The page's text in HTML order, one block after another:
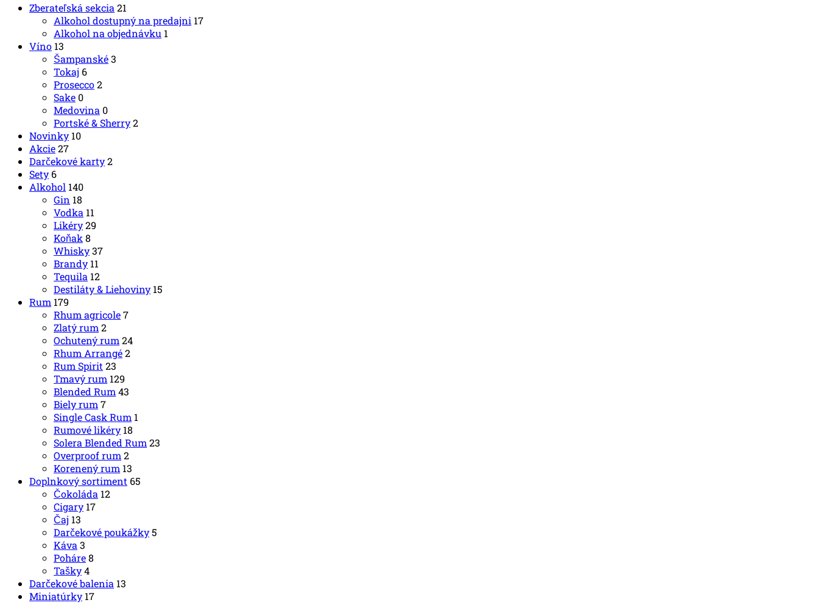
Zberateľská sekcia 21
Alkohol dostupný na predajni 17
Alkohol na objednávku 1
Víno 13
Šampanské3
Tokaj 6
Prosecco2
Sake 0
Medovina 0
Portské & Sherry2
Novinky 10
Akcie27
Darčekové karty2
Sety 6
Alkohol 140
Gin 18
Vodka 11
Likéry29
Koňak 8
Whisky37
Brandy 11
Tequila 12
Destiláty & Liehoviny 15
Rum 179
Rhum agricole7
Zlatý rum 2
Ochutený rum 24
Rhum Arrangé2
Rum Spirit 23
Tmavý rum 129
Blended Rum 43
Biely rum 7
Single Cask Rum 1
Rumové likéry 18
Solera Blended Rum 23
Overproof rum 2
Korenený rum 13
Doplnkový sortiment 65
Čokoláda 12
Cigary 17
Čaj 13
Darčekové poukážky5
Káva 3
Poháre8
Tašky4
Darčekové balenia 13
Miniatúrky 17